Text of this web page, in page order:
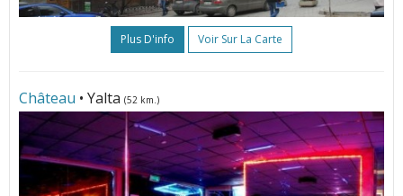
Plus D'info Voir Sur La Carte
Château • Yalta (52 km.)